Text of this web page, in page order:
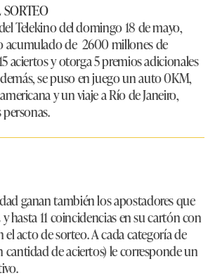
Telekino del domingo 18 de mayo,
acumulado de 2600 millones de
aciertos y otorga 5 premios adicionales
se puso en juego un auto 0KM,
y un viaje a Río de Janeiro,
ganan también los apostadores que
y hasta 11 coincidencias en su cartón con
el acto de sorteo. A cada categoría de
cantidad de aciertos) le corresponde un